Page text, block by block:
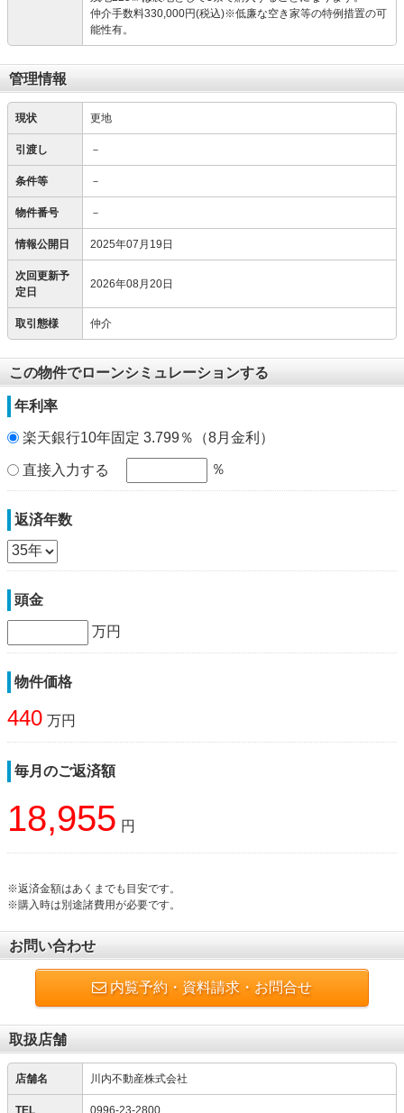
仲介手数料330,000円(税込)※低廉な空き家等の特例措置の可
能性有。
管理情報
現状 更地
引渡し －
条件等 －
物件番号 －
情報公開日 2025年07月19日
次回更新予
定日
2026年08月20日
取引態様 仲介
この物件でローンシミュレーションする
年利率
楽天銀行10年固定 3.799％（8月金利）
直接入力する ％
返済年数
頭金
万円
物件価格
440 万円
毎月のご返済額
18,955 円
※返済金額はあくまでも目安です。
※購入時は別途諸費用が必要です。
お問い合わせ
内覧予約・資料請求・お問合せ
取扱店舗
店舗名 川内不動産株式会社
TEL 0996-23-2800